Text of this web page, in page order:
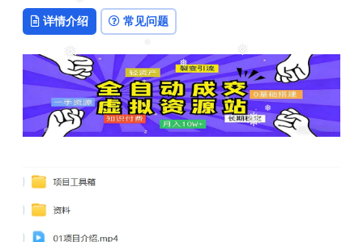
❅
❅
❅
❅
❅
❅
❅
❅
详情介绍 常见问题